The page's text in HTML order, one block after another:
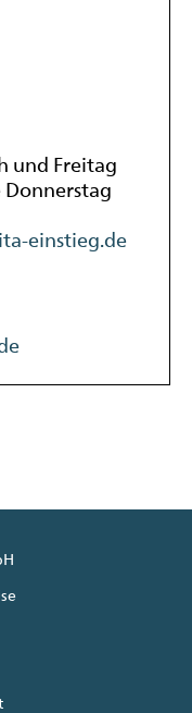
und Freitag
Donnerstag
einstieg.de